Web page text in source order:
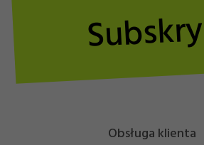
Obsługa klienta